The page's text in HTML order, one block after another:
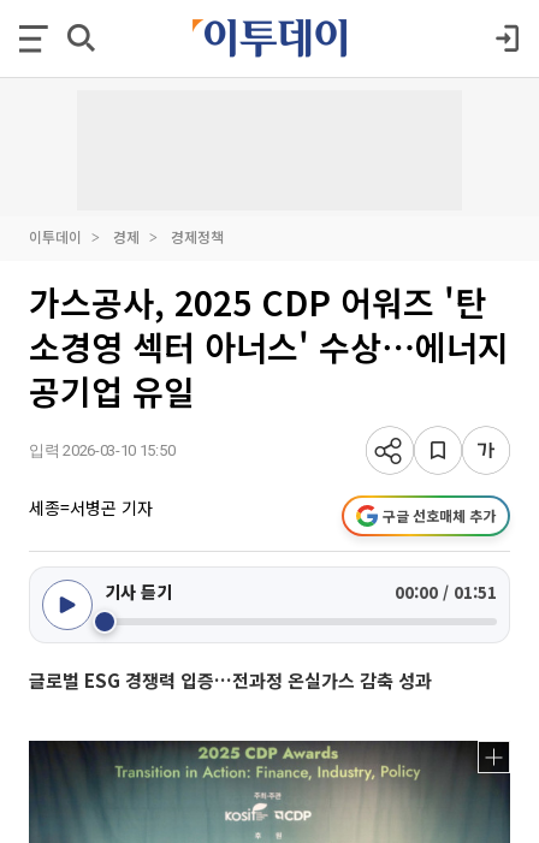
이투데이 경제 경제정책
가스공사, 2025 CDP 어워즈 '탄
소경영 섹터 아너스' 수상⋯에너지
공기업 유일
입력 2026-03-10 15:50
세종=서병곤 기자 구글 선호매체 추가
기사 듣기 00:00 / 01:51
글로벌 ESG 경쟁력 입증…전과정 온실가스 감축 성과